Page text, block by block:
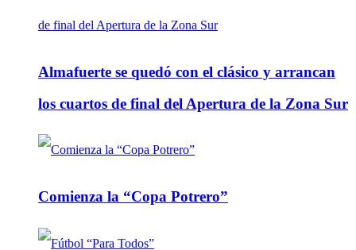
Almafuerte se quedó con el clásico y arrancan
los cuartos de final del Apertura de la Zona Sur
Comienza la “Copa Potrero”